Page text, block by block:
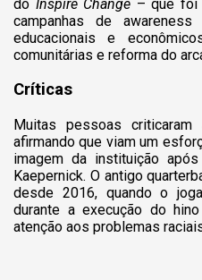
do Inspire Change – que foi
campanhas de
educacionais e
comunitárias e reforma do
Críticas
Muitas pessoas
afirmando que viam um
imagem da instituição
Kaepernick. O antigo
desde 2016, quando o
durante a execução do
atenção aos problemas